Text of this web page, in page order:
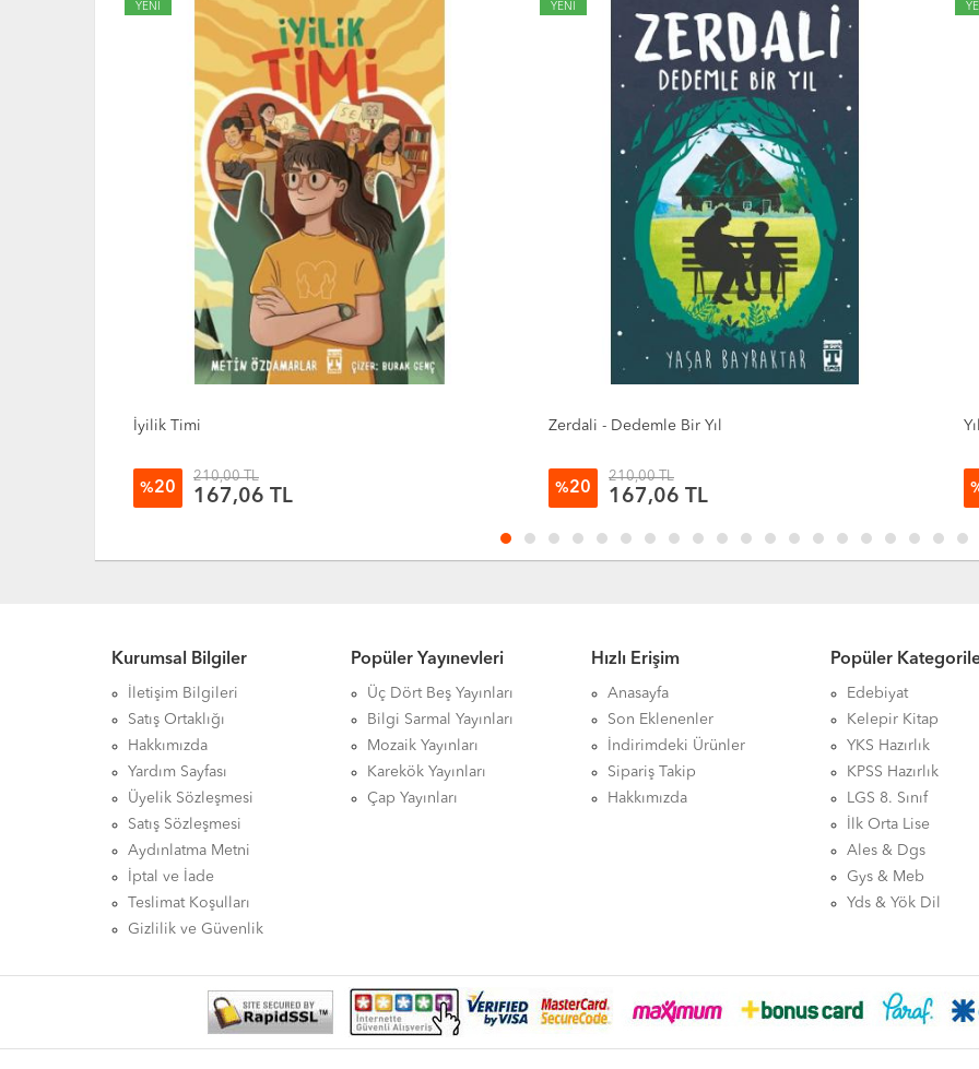
YENİ
Zerdali - Dedemle Bir Yıl
%20
210,00 TL
167,06 TL
YENİ
Yıldızlara Yakın
%20
210,00 TL
167,06 TL
Kurumsal Bilgiler
İletişim Bilgileri
Satış Ortaklığı
Hakkımızda
Yardım Sayfası
Üyelik Sözleşmesi
Satış Sözleşmesi
Aydınlatma Metni
İptal ve İade
Teslimat Koşulları
Gizlilik ve Güvenlik
Popüler Yayınevleri
Üç Dört Beş Yayınları
Bilgi Sarmal Yayınları
Mozaik Yayınları
Karekök Yayınları
Çap Yayınları
Hızlı Erişim
Anasayfa
Son Eklenenler
İndirimdeki Ürünler
Sipariş Takip
Hakkımızda
Popüler
Edebiyat
Kelepir Kitap
YKS Hazırlık
KPSS Hazırlık
LGS 8. Sınıf
İlk Orta Lise
Ales & Dgs
Gys & Meb
Yds & Yök Dil